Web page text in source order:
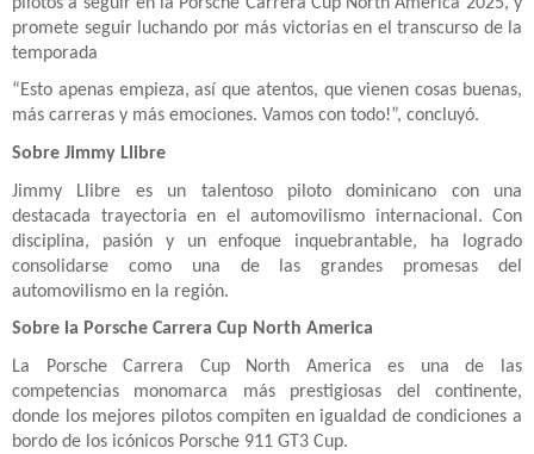
promete seguir luchando por más victorias en el transcurso de la
temporada
“Esto apenas empieza, así que atentos, que vienen cosas buenas,
más carreras y más emociones. Vamos con todo!”, concluyó.
Sobre Jimmy Llibre
Jimmy Llibre es un talentoso piloto dominicano con una
destacada trayectoria en el automovilismo internacional. Con
disciplina, pasión y un enfoque inquebrantable, ha logrado
consolidarse como una de las grandes promesas del
automovilismo en la región.
Sobre la Porsche Carrera Cup North America
La Porsche Carrera Cup North America es una de las
competencias monomarca más prestigiosas del continente,
donde los mejores pilotos compiten en igualdad de condiciones a
bordo de los icónicos Porsche 911 GT3 Cup.